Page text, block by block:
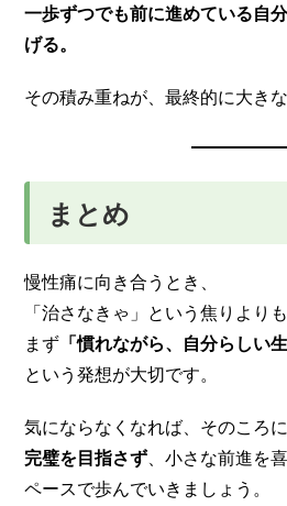
一歩ずつでも前に進めている自
げる。
その積み重ねが、最終的に大き
まとめ
慢性痛に向き合うとき、
「治さなきゃ」という焦りよりも
まず 「慣れながら、自分らしい
という発想が大切です。
気にならなくなれば、そのころ
完璧を目指さず、小さな前進を
ペースで歩んでいきましょう。